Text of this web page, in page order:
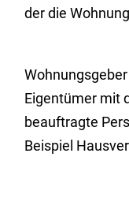
der die
Eigentümer mit
beauftragte
Beispiel